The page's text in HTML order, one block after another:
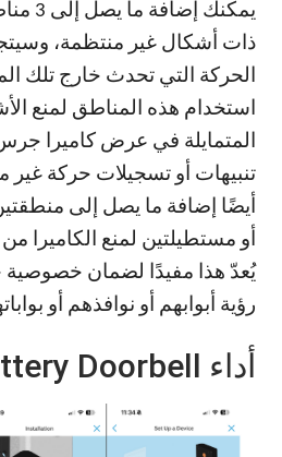
يمكنك
ذات أشكال غير منتظمة،
الحركة التي تحدث خارج تلك
استخدام هذه المناطق لمنع
المتمايلة في عرض كاميرا
تنبيهات أو تسجيلات حركة
أيضًا إضافة ما يصل إلى
أو مستطيلتين لمنع الكاميرا
يُعدّ هذا مفيدًا لضمان
رؤية أبوابهم أو نوافذهم أو
أداء Ring Battery Doorbell